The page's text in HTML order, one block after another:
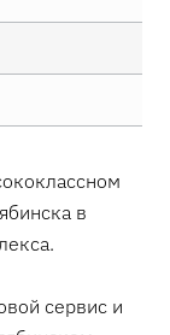
в
сервис и